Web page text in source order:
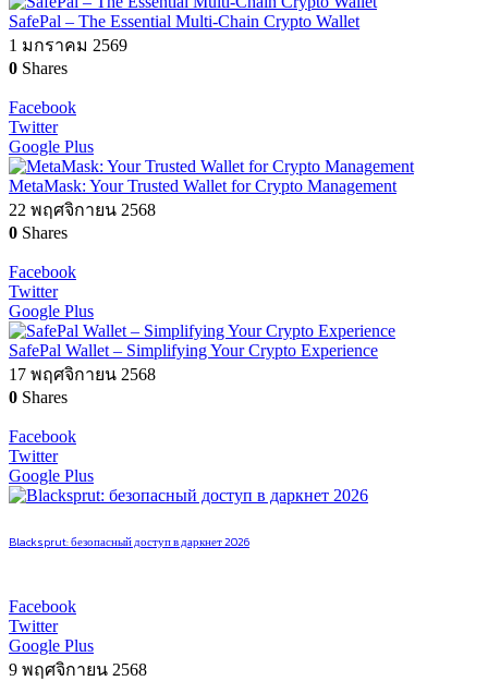
SafePal – The Essential Multi-Chain Crypto Wallet
1 มกราคม 2569
0 Shares
Facebook
Twitter
Google Plus
MetaMask: Your Trusted Wallet for Crypto Management
22 พฤศจิกายน 2568
0 Shares
Facebook
Twitter
Google Plus
SafePal Wallet – Simplifying Your Crypto Experience
17 พฤศจิกายน 2568
0 Shares
Facebook
Twitter
Google Plus
Blacksprut: безопасный доступ в даркнет 2026
Facebook
Twitter
Google Plus
9 พฤศจิกายน 2568